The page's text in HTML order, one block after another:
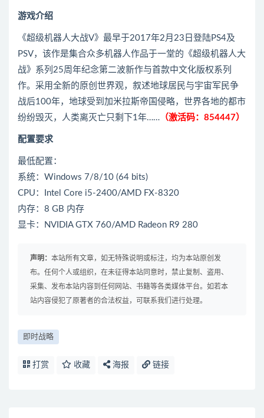
游戏介绍
《超级机器人大战V》最早于2017年2月23日登陆PS4及
PSV，该作是集合众多机器人作品于一堂的《超级机器人大
战》系列25周年纪念第二波新作与首款中文化版权系列
作。采用全新的原创世界观，叙述地球居民与宇宙军民争
战后100年，地球受到加米拉斯帝国侵略，世界各地的都市
纷纷毁灭，人类离灭亡只剩下1年…… （激活码：854447）
配置要求
最低配置：
系统：Windows 7/8/10 (64 bits)
CPU：Intel Core i5-2400/AMD FX-8320
内存：8 GB 内存
显卡：NVIDIA GTX 760/AMD Radeon R9 280
声明： 本站所有文章，如无特殊说明或标注，均为本站原创发
布。任何个人或组织，在未征得本站同意时，禁止复制、盗用、
采集、发布本站内容到任何网站、书籍等各类媒体平台。如若本
站内容侵犯了原著者的合法权益，可联系我们进行处理。
即时战略
打赏 收藏 海报 链接